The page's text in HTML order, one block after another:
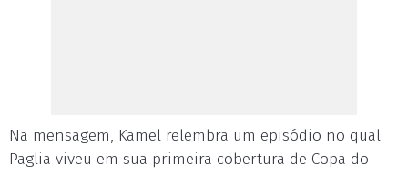
Na mensagem, Kamel relembra um episódio no qual
Paglia viveu em sua primeira cobertura de Copa do